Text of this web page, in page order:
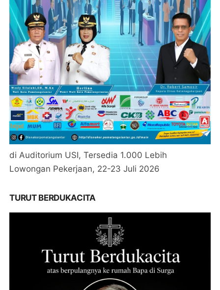
di Auditorium USI, Tersedia 1.000 Lebih
Lowongan Pekerjaan, 22-23 Juli 2026
TURUT BERDUKACITA